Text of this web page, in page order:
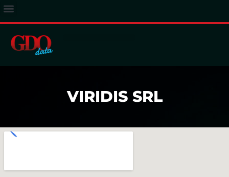
VIRIDIS SRL